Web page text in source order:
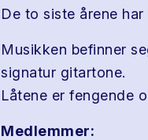
De to siste årene
Musikken befinner
signatur gitartone.
Låtene er fengende
Medlemmer: